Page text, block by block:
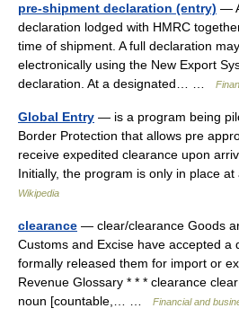
pre-shipment declaration (entry) —
declaration lodged with HMRC
time of shipment. A full declaration
electronically using the New Export
declaration. At a designated… …
Global Entry — is a program being
Border Protection that allows pre
receive expedited clearance upon
Initially, the program is only in place
Wikipedia
clearance — clear/clearance Goods
Customs and Excise have accepted a
formally released them for import or
Revenue Glossary * * * clearance
noun [countable,… …
Financial and